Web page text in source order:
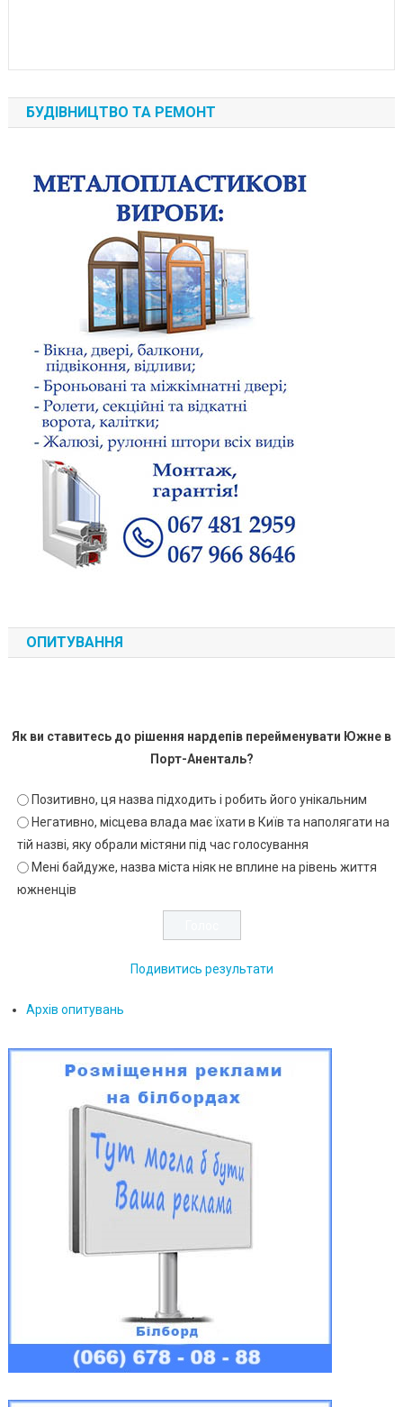
БУДІВНИЦТВО ТА РЕМОНТ
ОПИТУВАННЯ
Як ви ставитесь до рішення нардепів перейменувати Южне в
Порт-Аненталь?
Позитивно, ця назва підходить і робить його унікальним
Негативно, місцева влада має їхати в Київ та наполягати на
тій назві, яку обрали містяни під час голосування
Мені байдуже, назва міста ніяк не вплине на рівень життя
южненців
Подивитись результати
Архів опитувань